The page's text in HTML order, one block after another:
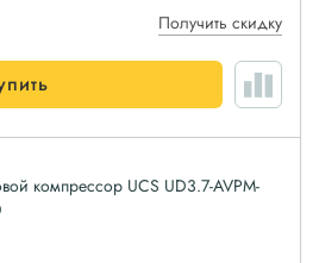
Получить скидку
компрессор UCS UD3.7-AVPM-